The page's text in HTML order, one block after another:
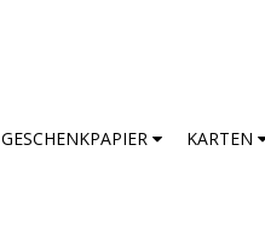
GESCHENKPAPIER KARTEN